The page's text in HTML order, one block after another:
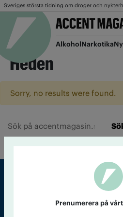
Sveriges största tidning om droger och
AlkoholNarkotika
Heden
Sorry, no results were found.
Prenumerera på